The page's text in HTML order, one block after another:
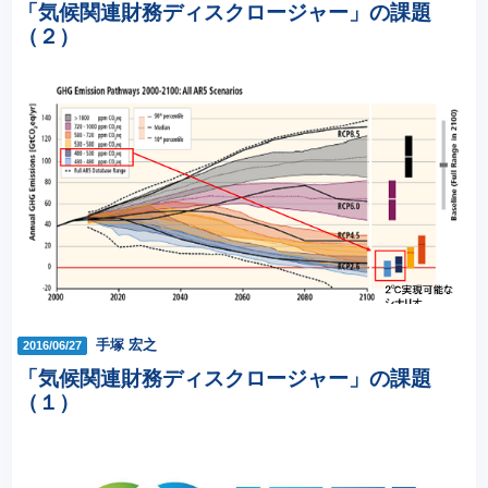
「気候関連財務ディスクロージャー」の課題
（２）
2016/06/27 手塚 宏之
「気候関連財務ディスクロージャー」の課題
（１）